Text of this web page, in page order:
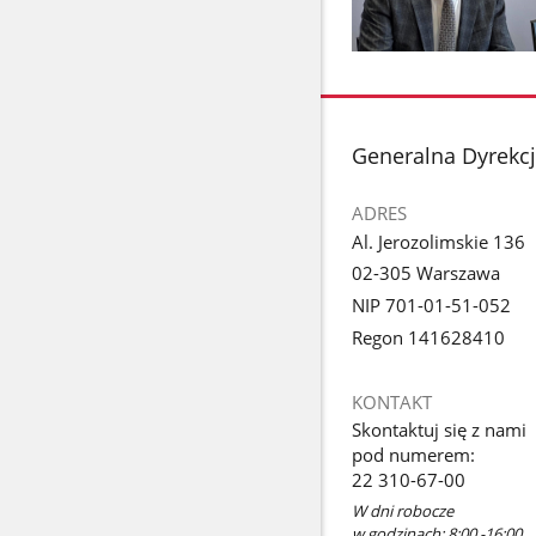
galerii.
stopka
Generalna
ADRES
Al. Jerozolimskie 136
02-305 Warszawa
NIP 701-01-51-052
Regon 141628410
KONTAKT
Skontaktuj się z nami
pod numerem:
22 310-67-00
W dni robocze